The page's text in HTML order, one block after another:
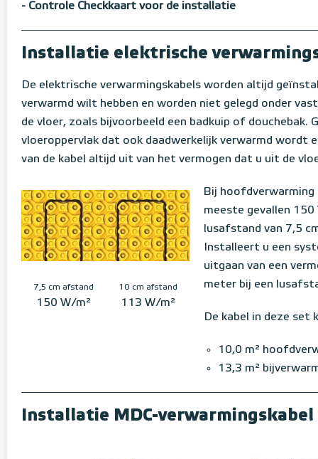
- Controle Checkkaart voor de installatie
Installatie elektrische
De elektrische verwarmingskabels worden altijd
verwarmd wilt hebben en worden niet gelegd onder
de vloer, zoals bijvoorbeeld een badkuip of
vloeroppervlak dat ook daadwerkelijk verwarmd wordt
van de kabel altijd uit van het vermogen dat u uit de
7,5 cm afstand
150 W/m²
10 cm afstand
113 W/m²
Bij
meeste gevallen
lusafstand van 7,5
Installeert u een
uitgaan van een
meter bij een
De kabel in deze set
10,0 m²
13,3 m²
Installatie MDC-verwarmingskabel